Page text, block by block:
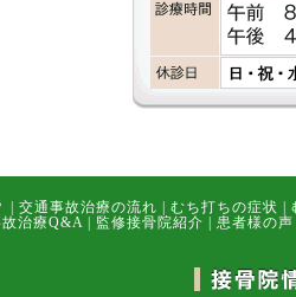
交通事故治療の流れ むち打ちの症状
治療Q&A 監修接骨院紹介 患者様の声